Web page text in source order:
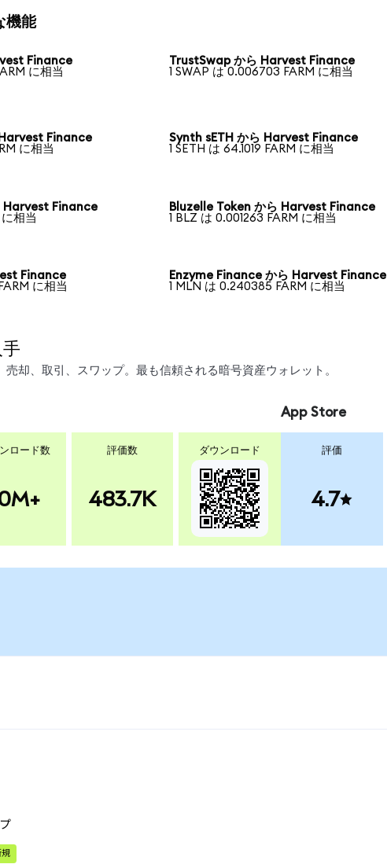
機能
Finance
に相当
TrustSwap から Harvest Finance
1 SWAP は 0.006703 FARM に相当
Finance
に相当
Synth sETH から Harvest Finance
1 SETH は 64.1019 FARM に相当
Harvest Finance
相当
Bluzelle Token から Harvest Finance
1 BLZ は 0.001263 FARM に相当
Finance
に相当
Enzyme Finance から Harvest Finance
1 MLN は 0.240385 FARM に相当
却、取引、スワップ。最も信頼される暗号資産ウォレット。
ロード数 評価数
483.7K
ダウンロード
App Store
評価
4.7
規